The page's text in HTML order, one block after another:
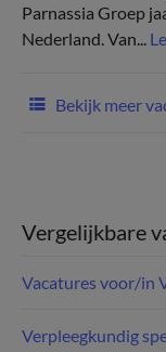
Parnassia Groep
Nederland. Van...
Bekijk meer
Vergelijkbare
Vacatures voor/in
Verpleegkundig